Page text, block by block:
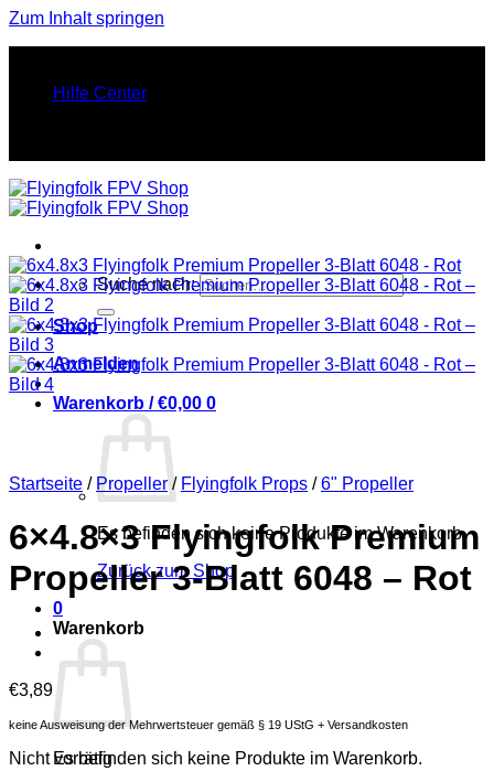
Zum Inhalt springen
Hilfe Center
Suche nach:
Shop
Anmelden
Warenkorb /€0,00 0
Es befinden sich keine Produkte im Warenkorb.
Zurück zum Shop
0
Warenkorb
Es befinden sich keine Produkte im Warenkorb.
Startseite / Propeller / Flyingfolk Props / 6" Propeller
6×4.8×3 Flyingfolk Premium
Propeller 3-Blatt 6048 – Rot
€3,89
keine Ausweisung der Mehrwertsteuer gemäß § 19 UStG + Versandkosten
Nicht vorrätig